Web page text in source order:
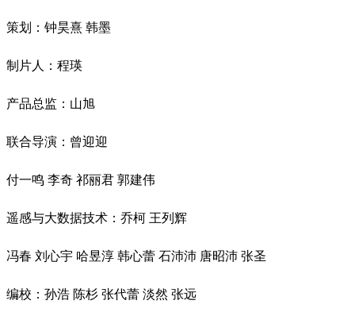
策划：钟昊熹 韩墨
制片人：程瑛
产品总监：山旭
联合导演：曾迎迎
付一鸣 李奇 祁丽君 郭建伟
遥感与大数据技术：乔柯 王列辉
冯春 刘心宇 哈昱淳 韩心蕾 石沛沛 唐昭沛 张圣
编校：孙浩 陈杉 张代蕾 淡然 张远